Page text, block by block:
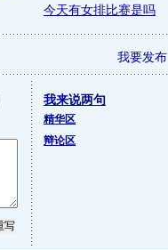
今天有女排比赛是吗
我要发布
我来说两句
精华区
辩论区